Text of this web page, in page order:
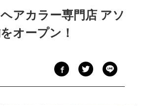
アカラー専門店 アソ
オープン！